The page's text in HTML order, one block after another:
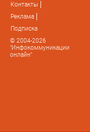
Контакты
Реклама
Подписка
© 2004-2026
"Инфокоммуникации
онлайн"